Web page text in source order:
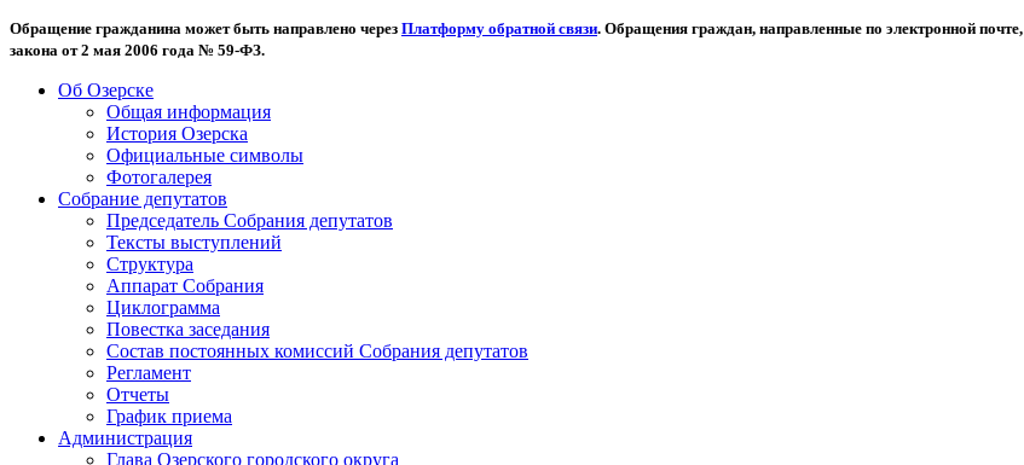
Обращение гражданина может быть направлено через Платформу обратной связи. Обращения граждан, направленные по электронной почте,
закона от 2 мая 2006 года № 59-ФЗ.
Об Озерске
Общая информация
История Озерска
Официальные символы
Фотогалерея
Собрание депутатов
Председатель Собрания депутатов
Тексты выступлений
Структура
Аппарат Собрания
Циклограмма
Повестка заседания
Состав постоянных комиссий Собрания депутатов
Регламент
Отчеты
График приема
Администрация
Глава Озерского городского округа